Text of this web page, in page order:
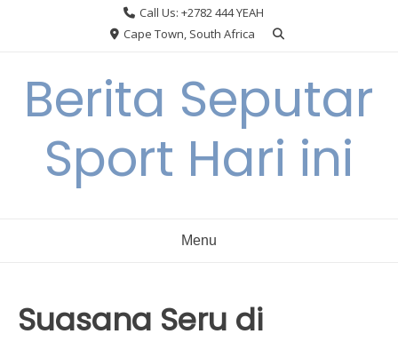
Call Us: +2782 444 YEAH
Cape Town, South Africa
Berita Seputar
Sport Hari ini
Menu
Suasana Seru di